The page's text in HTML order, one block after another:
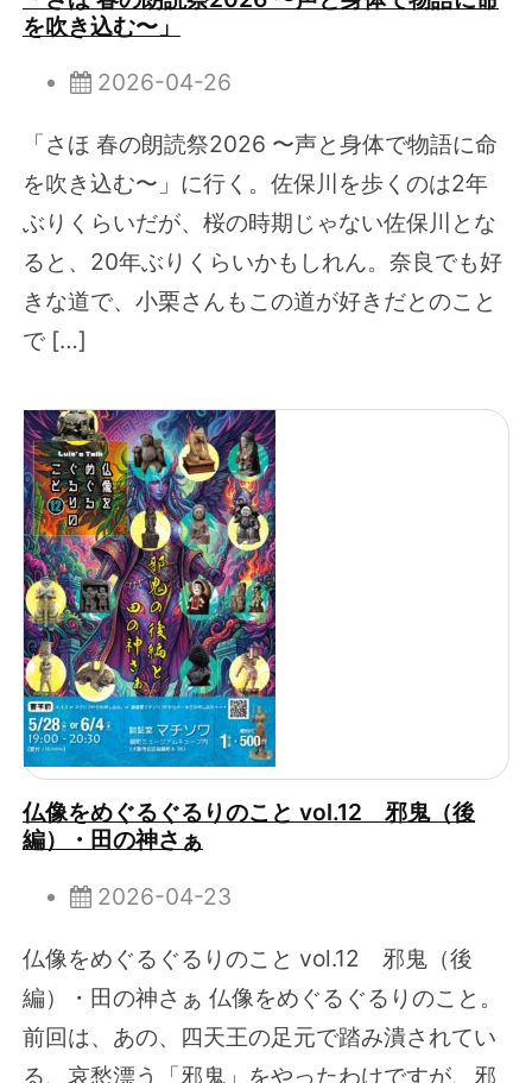
を吹き込む〜」
2026-04-26
「さほ 春の朗読祭2026 〜声と身体で物語に命
を吹き込む〜」に行く。佐保川を歩くのは2年
ぶりくらいだが、桜の時期じゃない佐保川とな
ると、20年ぶりくらいかもしれん。奈良でも好
きな道で、小栗さんもこの道が好きだとのこと
で […]
仏像をめぐるぐるりのこと vol.12 邪鬼（後
編）・田の神さぁ
2026-04-23
仏像をめぐるぐるりのこと vol.12 邪鬼（後
編）・田の神さぁ 仏像をめぐるぐるりのこと。
前回は、あの、四天王の足元で踏み潰されてい
る、哀愁漂う「邪鬼」をやったわけですが、邪